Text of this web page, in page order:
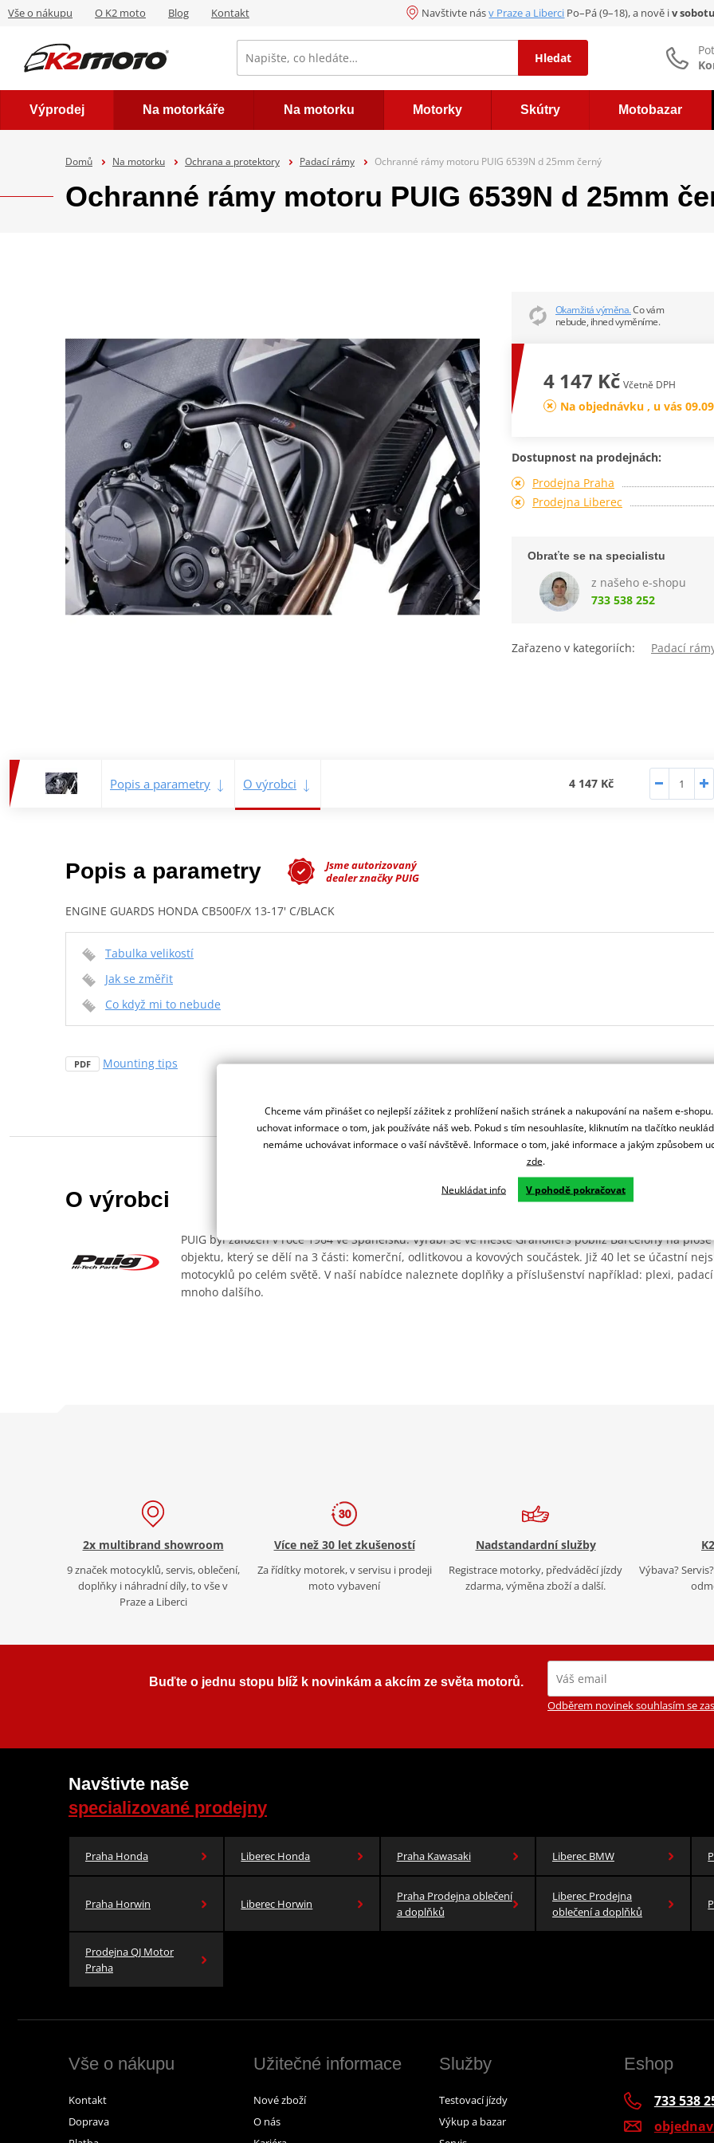
Vše o nákupu O K2 moto Blog Kontakt Navštivte násv Praze a Liberci Po–Pá (9–18), a nově iv sobotu
Hledat
Výprodej Na motorkáře Na motorku Motorky Skútry Motobazar
Domů Na motorku Ochrana a protektory Padací rámy Ochranné rámy motoru PUIG 6539N d 25mm černý
Ochranné rámy motoru PUIG 6539N d 25mm
Okamžitá výměna.Co vám
nebude, ihned vyměníme.
4 147 Kč Včetně DPH
Na objednávku , u vás
Dostupnost na prodejnách:
Prodejna Praha
Prodejna Liberec
Obraťte se na specialistu
z našeho e-shopu
733 538 252
Zařazeno v kategoriích: Padací
Popis a parametry O výrobci 4 147 Kč
Popis a parametry
Jsme autorizovaný
dealer značky PUIG
ENGINE GUARDS HONDA CB500F/X 13-17' C/BLACK
Tabulka velikostí
Jak se změřit
Co když mi to nebude
PDF Mounting tips
O výrobci
PUIG byl založen v roce 1964 ve Španělsku. Vyrábí se ve městě Granollers poblíž Barcelony na ploše
objektu, který se dělí na 3 části: komerční, odlitkovou a kovových součástek. Již 40 let se účastní
motocyklů po celém světě. V naší nabídce naleznete doplňky a příslušenství například: plexi,
mnoho dalšího.
2x multibrand showroom
9 značek motocyklů, servis, oblečení,
doplňky i náhradní díly, to vše v
Praze a Liberci
Více než 30 let zkušeností
Za řídítky motorek, v servisu i prodeji
moto vybavení
Nadstandardní služby
Registrace motorky, předváděcí jízdy
zdarma, výměna zboží a další.
Výbava?
Buďte o jednu stopu blíž k novinkám a akcím ze světa motorů.
Odběrem novinek souhlasím se
Navštivte naše
specializované prodejny
Praha Honda Liberec Honda Praha Kawasaki Liberec BMW
Praha Horwin Liberec Horwin
Praha Prodejna oblečení
a doplňků
Liberec Prodejna
oblečení a doplňků
Prodejna QJ Motor
Praha
Vše o nákupu
Kontakt
Doprava
Užitečné informace
Nové zboží
O nás
Služby
Testovací jízdy
Výkup a bazar
Eshop
733 538
Chceme vám přinášet co nejlepší zážitek z prohlížení našich stránek a nakupování na našem e-
uchovat informace o tom, jak používáte náš web. Pokud s tím nesouhlasíte, kliknutím na tlačítko
nemáme uchovávat informace o vaší návštěvě. Informace o tom, jaké informace a jakým způsobem
zde.
Neukládat info V pohodě pokračovat